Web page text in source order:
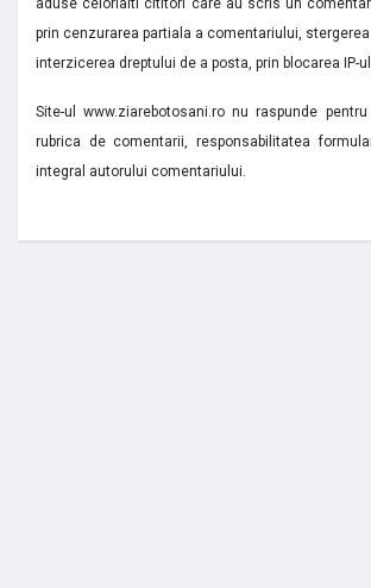
prin cenzurarea partiala a comentariului,
interzicerea dreptului de a posta, prin blocarea IP-
Site-ul www.ziarebotosani.ro nu raspunde
rubrica de comentarii, responsabilitatea
integral autorului comentariului.